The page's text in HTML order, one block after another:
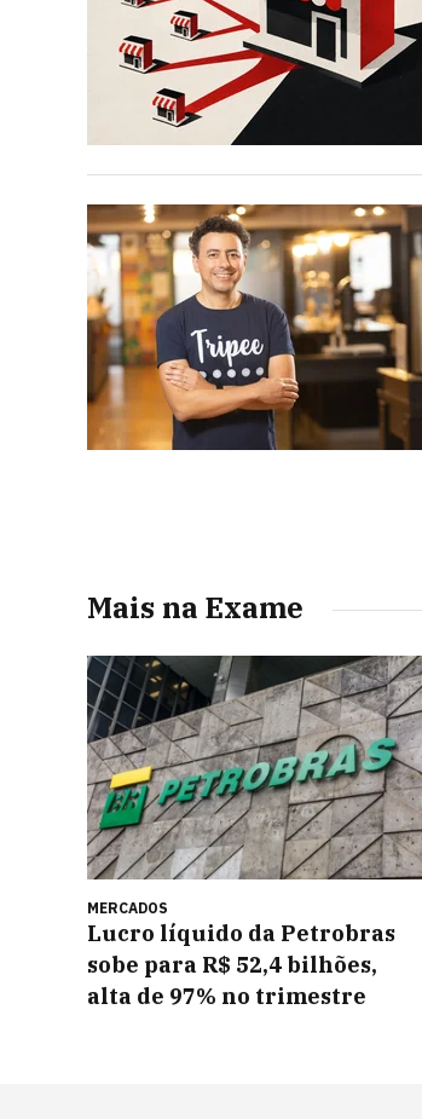
Mais na Exame
MERCADOS
Lucro líquido da Petrobras
sobe para R$ 52,4 bilhões,
alta de 97% no trimestre